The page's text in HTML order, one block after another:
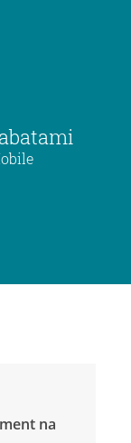
na